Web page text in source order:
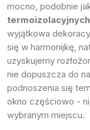
mocno, podobnie
wyjątkowa
się w harmonijkę,
uzyskujemy
nie dopuszcza do
podnoszenia się
okno częściowo -
wybranym miejscu.